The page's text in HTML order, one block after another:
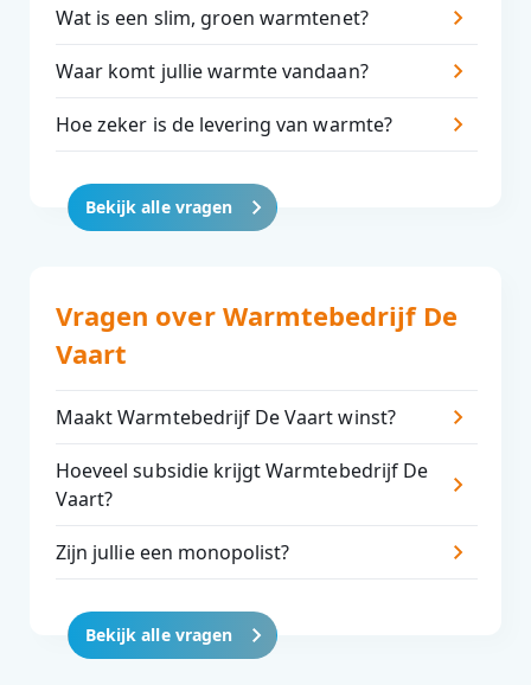
Wat is een slim, groen warmtenet?
Waar komt jullie warmte vandaan?
Hoe zeker is de levering van warmte?
Bekijk alle vragen
Vragen over Warmtebedrijf De
Vaart
Maakt Warmtebedrijf De Vaart winst?
Hoeveel subsidie krijgt Warmtebedrijf De
Vaart?
Zijn jullie een monopolist?
Bekijk alle vragen